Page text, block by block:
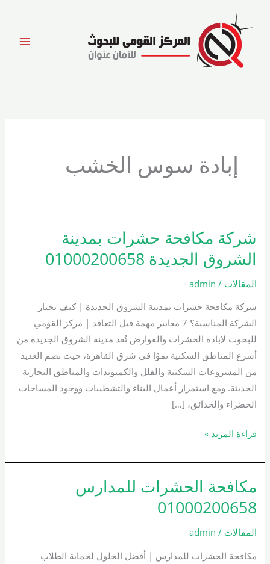
المحتوى
إبادة سوس الخشب
شركة مكافحة حشرات بمدينة
الشروق الجديدة 01000200658
المقالات /
admin
شركة مكافحة حشرات بمدينة الشروق الجديدة | كيف تختار
الشركة المناسبة؟ 7 معايير مهمة قبل التعاقد | مركز القومي
للبحوث لإبادة الحشرات والقوارض تُعد مدينة الشروق الجديدة من
أسرع المناطق السكنية نموًا في شرق القاهرة، حيث تضم العديد
من المشروعات السكنية والفلل والكمبوندات والمناطق التجارية
الحديثة. ومع استمرار أعمال البناء والتشطيبات ووجود المساحات
الخضراء والحدائق، […]
شركة
مكافحة
حشرات
بمدينة
الجديدة
01000200658
قراءة المزيد »
مكافحة الحشرات للمدارس
01000200658
المقالات /
admin
مكافحة الحشرات للمدارس | أفضل الحلول لحماية الطلاب
مكافحة
الحشرات
للمدارس
01000200658